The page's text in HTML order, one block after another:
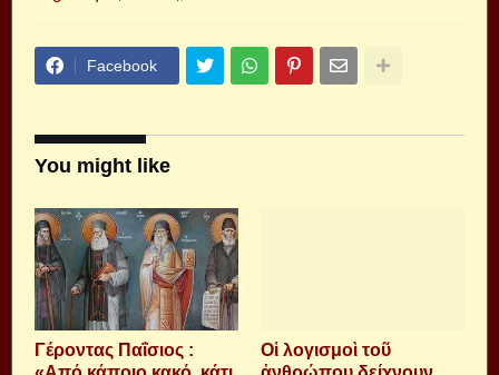
Facebook
You might like
Γέροντας Παΐσιος :
Οἱ λογισμοὶ τοῦ